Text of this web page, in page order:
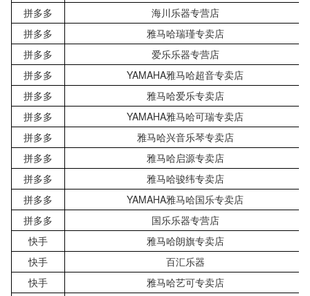
拼多多
海川乐器专营店
拼多多
雅马哈瑞瑾专卖店
拼多多
爱乐乐器专营店
拼多多
YAMAHA雅马哈超音专卖店
拼多多
雅马哈爱乐专卖店
拼多多
YAMAHA雅马哈可瑞专卖店
拼多多
雅马哈兴音乐琴专卖店
拼多多
雅马哈启源专卖店
拼多多
雅马哈骏纬专卖店
拼多多
YAMAHA雅马哈国乐专卖店
拼多多
国乐乐器专营店
快手
雅马哈朗旗专卖店
快手
百汇乐器
快手
雅马哈艺可专卖店